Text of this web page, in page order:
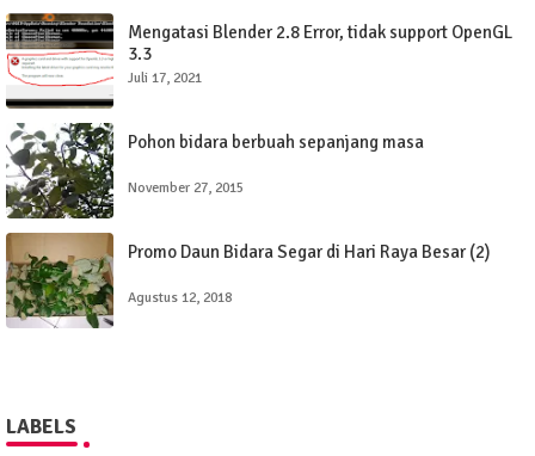
Mengatasi Blender 2.8 Error, tidak support OpenGL
3.3
Juli 17, 2021
Pohon bidara berbuah sepanjang masa
November 27, 2015
Promo Daun Bidara Segar di Hari Raya Besar (2)
Agustus 12, 2018
LABELS